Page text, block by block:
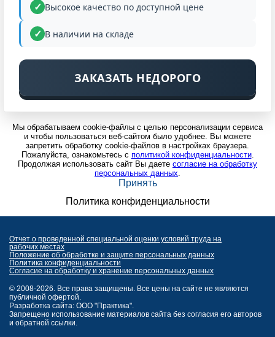
Высокое качество по доступной цене
В наличии на складе
ЗАКАЗАТЬ НЕДОРОГО
Мы обрабатываем cookie-файлы с целью персонализации сервиса
и чтобы пользоваться веб-сайтом было удобнее. Вы можете
запретить обработку cookie-файлов в настройках браузера.
Пожалуйста, ознакомьтесь с политикой конфиденциальности.
Продолжая использовать сайт Вы даете согласие на обработку
персональных данных.
Принять
Политика конфиденциальности
Отчет о проведенной специальной оценки условий труда на
рабочих местах
Положение об обработке и защите персональных данных
Политика конфиденциальности
Согласие на обработку и хранение персональных данных
© 2008-2026. Все права защищены. Все цены на сайте не являются
публичной офертой.
Разработка сайта: ООО "Практика".
Запрещено использование материалов сайта без согласия его авторов
и обратной ссылки.